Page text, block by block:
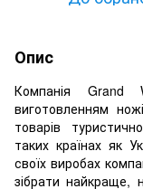
Опис
Компанія Grand
виготовленням
товарів
таких країнах як
своїх виробах
зібрати найкраще,